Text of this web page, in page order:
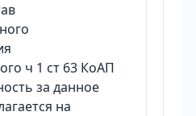
ч 1 ст 63 КоАП
за данное
на